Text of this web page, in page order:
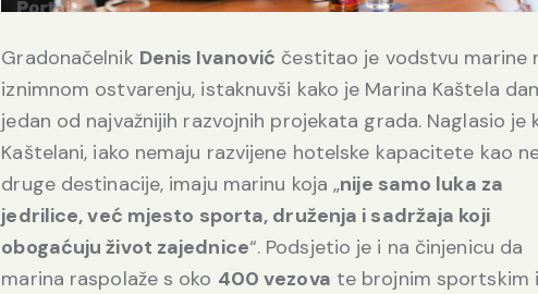
Gradonačelnik Denis Ivanović čestitao je vodstvu marine
iznimnom ostvarenju, istaknuvši kako je Marina Kaštela
jedan od najvažnijih razvojnih projekata grada. Naglasio je
Kaštelani, iako nemaju razvijene hotelske kapacitete kao
druge destinacije, imaju marinu koja „nije samo luka za
jedrilice, već mjesto sporta, druženja i sadržaja koji
obogaćuju život zajednice“. Podsjetio je i na činjenicu da
marina raspolaže s oko 400 vezova te brojnim sportskim i